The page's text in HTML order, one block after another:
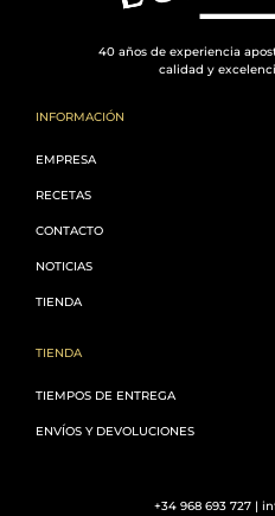
40 años de experiencia
calidad y
INFORMACIÓN
EMPRESA
RECETAS
CONTACTO
NOTICIAS
TIENDA
TIENDA
TIEMPOS DE ENTREGA
ENVÍOS Y DEVOLUCIONES
+34 968 693 727 |